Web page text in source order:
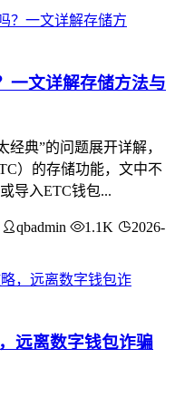
一文详解存储方法与
经典”的问题展开详解，
）的存储功能，文中不
导入ETC钱包...
qbadmin 1.1K
2026-
远离数字钱包诈骗